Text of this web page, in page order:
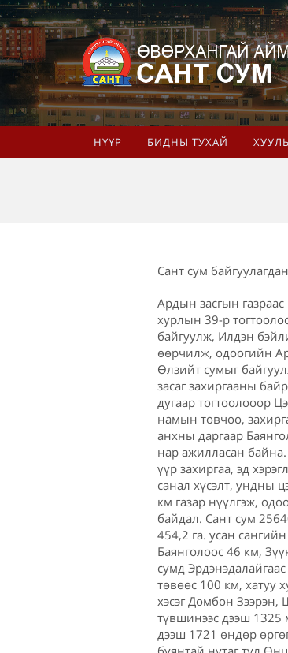
НҮҮР БИДНЫ ТУХАЙ
Сант сум
Ардын засгын
хурлын 39-р
байгуулж, Илдэн
өөрчилж, одоогийн
Өлзийт сумыг
засаг захиргааны
дугаар тогтоолооор
намын товчоо,
анхны даргаар
нар ажилласан
үүр захиргаа, эд
санал хүсэлт, ундны
км газар нүүлгэж,
байдал. Сант сум
454,2 га. усан
Баянголоос 46 км,
сумд
төвөөс 100 км, хатуу
хэсэг Домбон
түвшинээс дээш 1325
дээш 1721 өндөр